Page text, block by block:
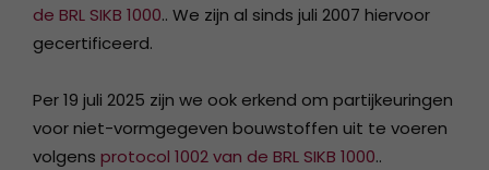
de BRL SIKB 1000.. We zijn al sinds juli 2007 hiervoor
gecertificeerd.
Per 19 juli 2025 zijn we ook erkend om partijkeuringen
voor niet-vormgegeven bouwstoffen uit te voeren
volgens protocol 1002 van de BRL SIKB 1000..